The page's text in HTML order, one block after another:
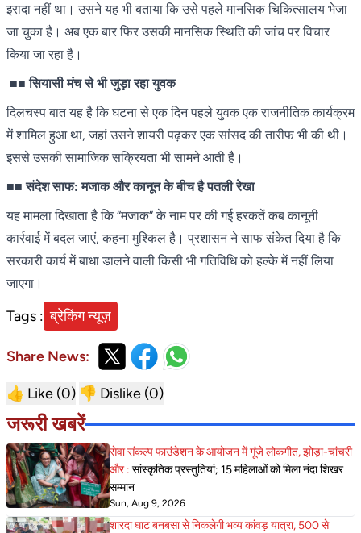
इरादा नहीं था। उसने यह भी बताया कि उसे पहले मानसिक चिकित्सालय भेजा
जा चुका है। अब एक बार फिर उसकी मानसिक स्थिति की जांच पर विचार
किया जा रहा है।
■■सियासी मंच से भी जुड़ा रहा युवक
दिलचस्प बात यह है कि घटना से एक दिन पहले युवक एक राजनीतिक कार्यक्रम
में शामिल हुआ था, जहां उसने शायरी पढ़कर एक सांसद की तारीफ भी की थी।
इससे उसकी सामाजिक सक्रियता भी सामने आती है।
■■संदेश साफ: मजाक और कानून के बीच है पतली रेखा
यह मामला दिखाता है कि “मजाक” के नाम पर की गई हरकतें कब कानूनी
कार्रवाई में बदल जाएं, कहना मुश्किल है। प्रशासन ने साफ संकेत दिया है कि
सरकारी कार्य में बाधा डालने वाली किसी भी गतिविधि को हल्के में नहीं लिया
जाएगा।
Tags : ब्रेकिंग न्यूज़
Share News:
👍 Like (0) 👎 Dislike (0)
जरूरी खबरें
सेवा संकल्प फाउंडेशन के आयोजन में गूंजे लोकगीत, झोड़ा-चांचरी
और : सांस्कृतिक प्रस्तुतियां; 15 महिलाओं को मिला नंदा शिखर
सम्मान
Sun, Aug 9, 2026
शारदा घाट बनबसा से निकलेगी भव्य कांवड़ यात्रा, 500 से